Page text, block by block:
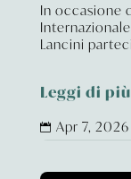
In occasione
Lancini
Leggi di più
 Apr 7, 2026